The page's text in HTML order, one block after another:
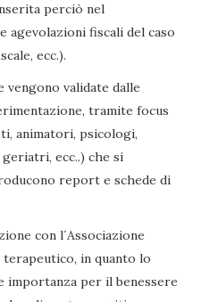
perciò nel
agevolazioni fiscali del caso
ecc.).
vengono validate dalle
tramite focus
animatori, psicologi,
ecc..) che si
report e schede di
con l´Associazione
terapeutico, in quanto lo
importanza per il benessere